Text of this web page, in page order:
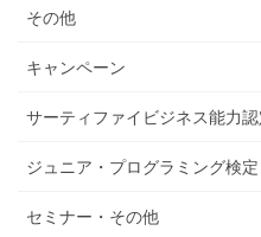
その他
キャンペーン
サーティファイビジネス能力認
ジュニア・プログラミング検定
セミナー・その他